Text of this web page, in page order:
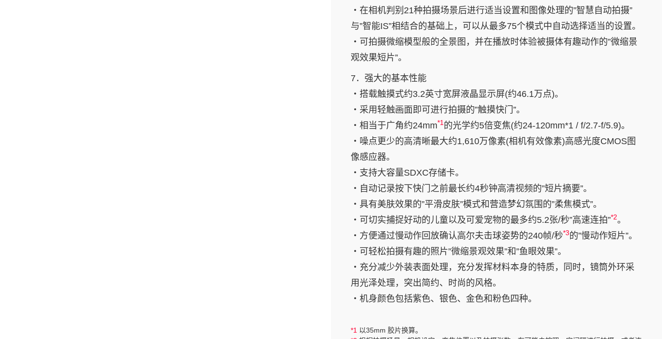
・在相机判别21种拍摄场景后进行适当设置和图像处理的”智慧自动拍摄”
与”智能IS”相结合的基础上，可以从最多75个模式中自动选择适当的设置。
・可拍摄微缩模型般的全景图，并在播放时体验被摄体有趣动作的”微缩景
观效果短片”。
7．强大的基本性能
・搭载触摸式约3.2英寸宽屏液晶显示屏(约46.1万点)。
・采用轻触画面即可进行拍摄的”触摸快门”。
・相当于广角约24mm*1的光学约5倍变焦(约24-120mm*1 / f/2.7-f/5.9)。
・噪点更少的高清晰最大约1,610万像素(相机有效像素)高感光度CMOS图
像感应器。
・支持大容量SDXC存储卡。
・自动记录按下快门之前最长约4秒钟高清视频的”短片摘要”。
・具有美肤效果的”平滑皮肤”模式和营造梦幻氛围的”柔焦模式”。
・可切实捕捉好动的儿童以及可爱宠物的最多约5.2张/秒”高速连拍”*2。
・方便通过慢动作回放确认高尔夫击球姿势的240帧/秒*3 的”慢动作短片”。
・可轻松拍摄有趣的照片”微缩景观效果”和”鱼眼效果”。
・充分减少外装表面处理，充分发挥材料本身的特质，同时，镜筒外环采
用光泽处理，突出简约、时尚的风格。
・机身颜色包括紫色、银色、金色和粉色四种。
*1 以35mm 胶片换算。